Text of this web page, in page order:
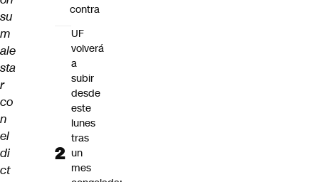
su
m
ale
sta
r
co
n
el
di
ct
contra
UF
volverá
a
subir
desde
este
lunes
tras
un
mes